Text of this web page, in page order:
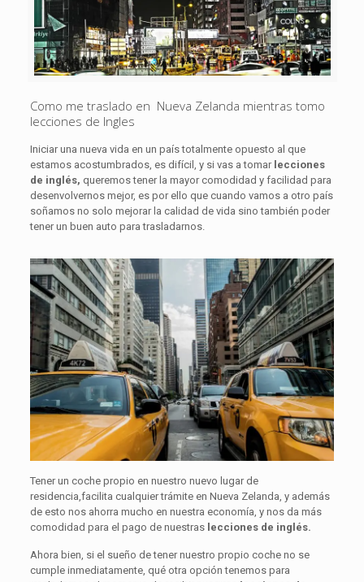
Como me traslado en Nueva Zelanda mientras tomo
lecciones de Ingles
Iniciar una nueva vida en un país totalmente opuesto al que
estamos acostumbrados, es difícil, y si vas a tomar lecciones
de inglés, queremos tener la mayor comodidad y facilidad para
desenvolvernos mejor, es por ello que cuando vamos a otro país
soñamos no solo mejorar la calidad de vida sino también poder
tener un buen auto para trasladarnos.
Tener un coche propio en nuestro nuevo lugar de
residencia,facilita cualquier trámite en Nueva Zelanda, y además
de esto nos ahorra mucho en nuestra economía, y nos da más
comodidad para el pago de nuestras lecciones de inglés.
Ahora bien, si el sueño de tener nuestro propio coche no se
cumple inmediatamente, qué otra opción tenemos para